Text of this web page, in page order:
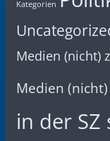
Kategorien
Medien (nicht)
Medien
in der SZ